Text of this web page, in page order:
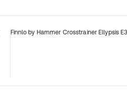
Finnlo by Hammer Crosstrainer Ellypsis